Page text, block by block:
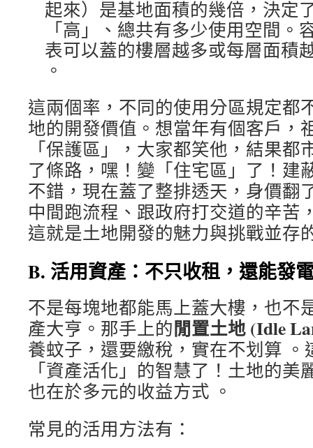
起來）是基地面積的幾倍，決定
「高」、總共有多少使用空間。
表可以蓋的樓層越多或每層面積
。
這兩個率，不同的使用分區規定都
地的開發價值。想當年有個客戶，
「保護區」，大家都笑他，結果都
了條路，嘿！變「住宅區」了！建
不錯，現在蓋了整排透天，身價翻
中間跑流程、跟政府打交道的辛
這就是土地開發的魅力與挑戰並存
B. 活用資產：不只收租，還能發
不是每塊地都能馬上蓋大樓，也不
產大亨。那手上的閒置土地 (Idle
養蚊子，還要繳稅，實在不划算 。
「資產活化」的智慧了！土地的美
也在於多元的收益方式 。
常見的活用方法有：